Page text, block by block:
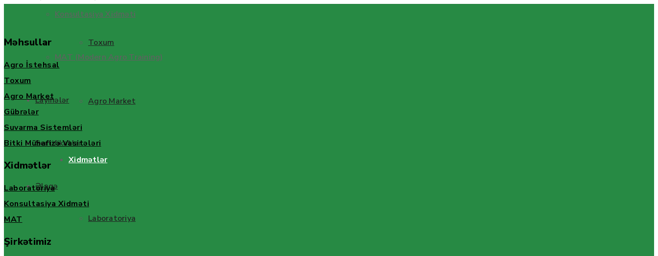
Konsultasiya Xidməti
MAT (Modern Agro Training)
Layihələr
Sertifikatlar
Əlaqə
Toxum
Agro Market
Xidmətlər
Laboratoriya
Məhsullar
Agro İstehsal
Toxum
Agro Market
Gübrələr
Suvarma Sistemləri
Bitki Mühafizə Vasitələri
Xidmətlər
Laboratoriya
Konsultasiya Xidməti
MAT
Şirkətimiz